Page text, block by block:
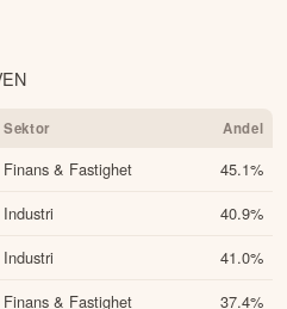
Sektor Andel
Finans & Fastighet 45.1%
Industri 40.9%
Industri 41.0%
Finans & Fastighet 37.4%